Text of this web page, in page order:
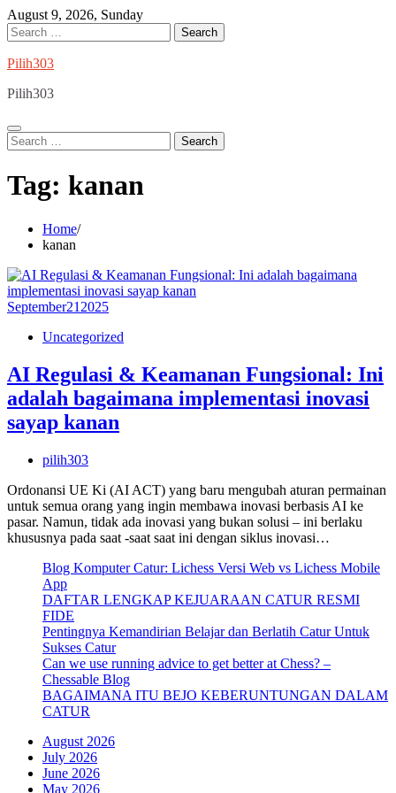
Skip
to
content
August 9, 2026, Sunday
Search
for:
Pilih303
Pilih303
Search
for:
Tag: kanan
Home
kanan
September21 2025
Uncategorized
AI Regulasi & Keamanan Fungsional: Ini
adalah bagaimana implementasi inovasi
sayap kanan
pilih303
Ordonansi UE Ki (AI ACT) yang baru mengubah aturan permainan
untuk semua orang yang ingin membawa inovasi berbasis AI ke
pasar. Namun, tidak ada inovasi yang bukan solusi – ini berlaku
khususnya pada saat -saat saat ini dengan siklus inovasi…
Blog Komputer Catur: Lichess Versi Web vs Lichess Mobile
App
DAFTAR LENGKAP KEJUARAAN CATUR RESMI
FIDE
Pentingnya Kemandirian Belajar dan Berlatih Catur Untuk
Sukses Catur
Can we use running advice to get better at Chess? –
Chessable Blog
BAGAIMANA ITU BEJO KEBERUNTUNGAN DALAM
CATUR
August 2026
July 2026
June 2026
May 2026